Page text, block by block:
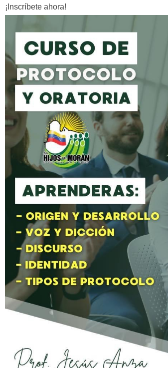
¡Inscríbete ahora!